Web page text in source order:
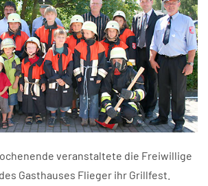
veranstaltete die Freiwillige
Gasthauses Flieger ihr Grillfest.